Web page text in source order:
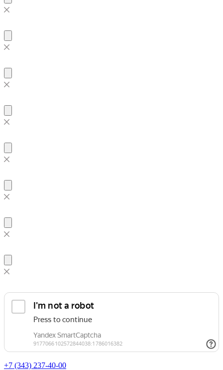
+7 (343) 237-40-00